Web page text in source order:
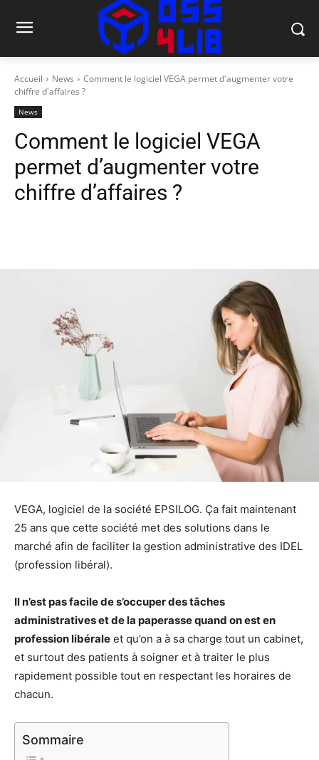
Accueil News
Comment le logiciel VEGA permet d'augmenter votre
chiffre d'affaires ?
News
Comment le logiciel VEGA
permet d’augmenter votre
chiffre d’affaires ?
VEGA, logiciel de la société EPSILOG. Ça fait maintenant
25 ans que cette société met des solutions dans le
marché afin de faciliter la gestion administrative des IDEL
(profession libéral).
Il n’est pas facile de s’occuper des tâches
administratives et de la paperasse quand on est en
profession libérale et qu’on a à sa charge tout un cabinet,
et surtout des patients à soigner et à traiter le plus
rapidement possible tout en respectant les horaires de
chacun.
Sommaire